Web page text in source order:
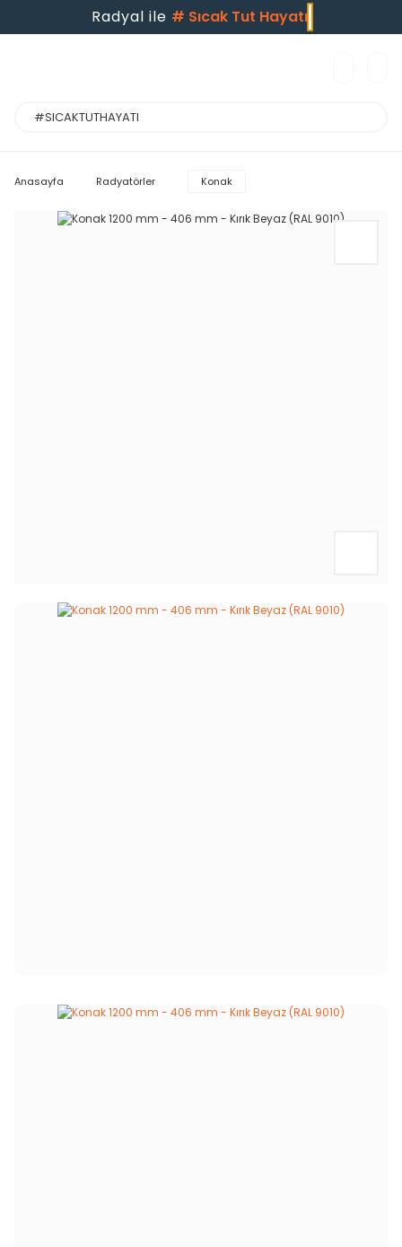
Radyal ile # Sıcak Tut Hayatı
Anasayfa Radyatörler Konak